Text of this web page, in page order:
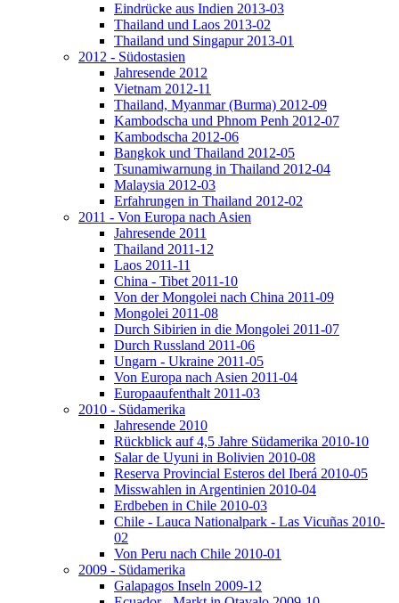
Eindrücke aus Indien 2013-03
Thailand und Laos 2013-02
Thailand und Singapur 2013-01
2012 - Südostasien
Jahresende 2012
Vietnam 2012-11
Thailand, Myanmar (Burma) 2012-09
Kambodscha und Phnom Penh 2012-07
Kambodscha 2012-06
Bangkok und Thailand 2012-05
Tsunamiwarnung in Thailand 2012-04
Malaysia 2012-03
Erfahrungen in Thailand 2012-02
2011 - Von Europa nach Asien
Jahresende 2011
Thailand 2011-12
Laos 2011-11
China - Tibet 2011-10
Von der Mongolei nach China 2011-09
Mongolei 2011-08
Durch Sibirien in die Mongolei 2011-07
Durch Russland 2011-06
Ungarn - Ukraine 2011-05
Von Europa nach Asien 2011-04
Europaaufenthalt 2011-03
2010 - Südamerika
Jahresende 2010
Rückblick auf 4,5 Jahre Südamerika 2010-10
Salar de Uyuni in Bolivien 2010-08
Reserva Provincial Esteros del Iberá 2010-05
Misswahlen in Argentinien 2010-04
Erdbeben in Chile 2010-03
Chile - Lauca Nationalpark - Las Vicuñas 2010-
02
Von Peru nach Chile 2010-01
2009 - Südamerika
Galapagos Inseln 2009-12